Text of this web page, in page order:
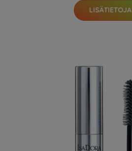
LISÄTIETOJA